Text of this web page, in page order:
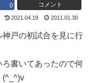
0 コメント
2021.04.19 2011.01.30
戸の初試合を見に行
書いてあったので何
(^_^)v